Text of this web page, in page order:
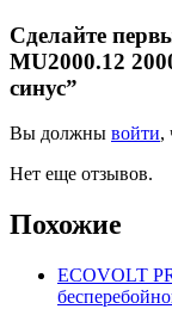
Сделайте
MU2000.12
синус”
Вы должны войти,
Нет еще отзывов.
Похожие
ECOVOLT